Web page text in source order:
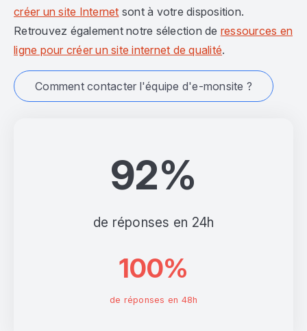
92%
de réponses en 24h
100%
de réponses en 48h
créer un site Internet sont à votre disposition.
Retrouvez également notre sélection de ressources en
ligne pour créer un site internet de qualité.
Comment contacter l'équipe d'e-monsite ?